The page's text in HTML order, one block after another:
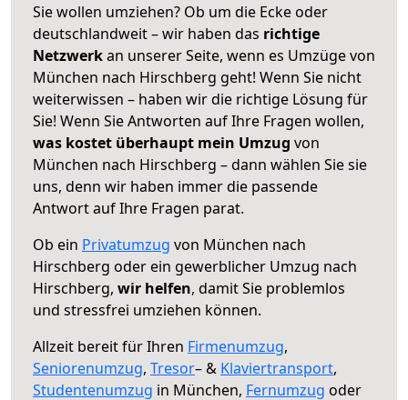
Sie wollen umziehen? Ob um die Ecke oder
deutschlandweit – wir haben das richtige
Netzwerkan unserer Seite, wenn es Umzüge von
München nach Hirschberg geht! Wenn Sie nicht
weiterwissen – haben wir die richtige Lösung für
Sie! Wenn Sie Antworten auf Ihre Fragen wollen,
was kostet überhaupt mein Umzug von
München nach Hirschberg – dann wählen Sie sie
uns, denn wir haben immer die passende
Antwort auf Ihre Fragen parat.
Ob ein Privatumzug von München nach
Hirschberg oder ein gewerblicher Umzug nach
Hirschberg, wir helfen, damit Sie problemlos
und stressfrei umziehen können.
Allzeit bereit für Ihren Firmenumzug,
Seniorenumzug, Tresor– & Klaviertransport,
Studentenumzug in München, Fernumzug oder